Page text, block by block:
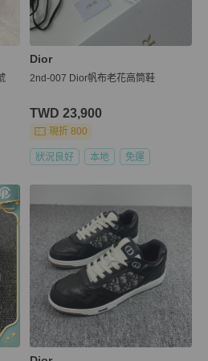
Dior
2nd-007 Dior帆布老花高筒鞋
TWD 23,900
現折 800
狀況良好 本地 免運